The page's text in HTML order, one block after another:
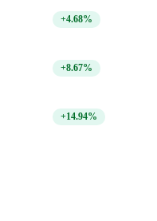
+4.68%
+8.67%
+14.94%